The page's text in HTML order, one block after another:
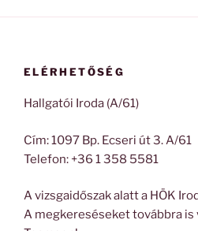
ELÉRHETŐSÉG
Hallgatói Iroda (A/61)
Cím: 1097 Bp. Ecseri út 3. A/61
Telefon: +36 1 358 5581
A vizsgaidőszak alatt a HÖK
A megkereséseket továbbra is